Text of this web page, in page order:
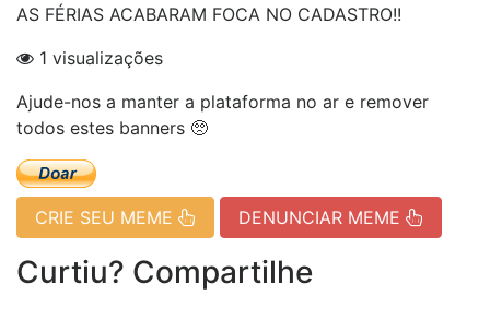
AS FÉRIAS ACABARAM FOCA NO CADASTRO!!
1 visualizações
Ajude-nos a manter a plataforma no ar e remover
todos estes banners 🥺
CRIE SEU MEME DENUNCIAR MEME
Curtiu? Compartilhe